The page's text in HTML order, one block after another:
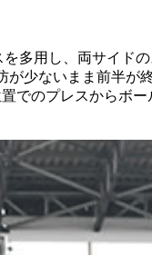
多用し、両サイド
少ないまま前半
でのプレスからボ